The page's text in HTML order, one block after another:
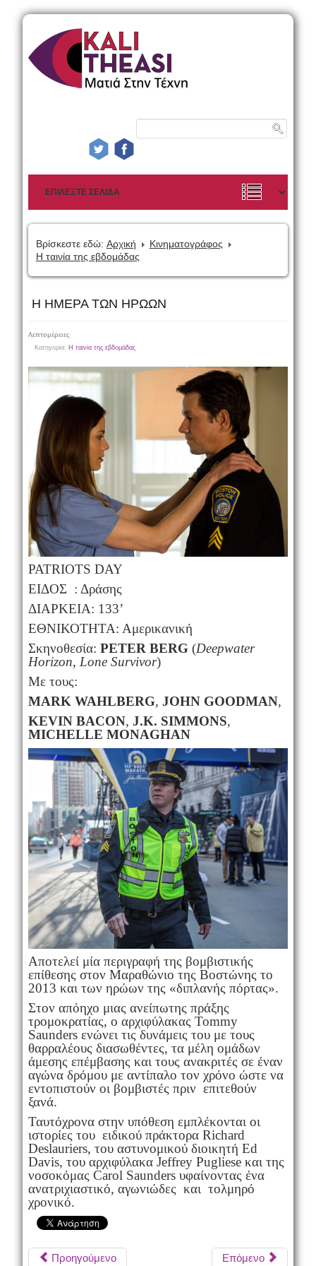
Βρίσκεστε εδώ: Αρχική
Κινηματογράφος
Η ταινία της εβδομάδας
Η ΗΜΕΡΑ ΤΩΝ ΗΡΩΩΝ
Λεπτομέρειες
Κατηγορία: Η ταινία της εβδομάδας
PATRIOTS DAY
ΕΙΔΟΣ : Δράσης
ΔΙΑΡΚΕΙΑ: 133’
ΕΘΝΙΚΟΤΗΤΑ: Αμερικανική
Σκηνοθεσία: PETER BERG (Deepwater
Horizon, Lone Survivor)
Με τους:
MARK WAHLBERG, JOHN GOODMAN,
KEVIN BACON, J.K. SIMMONS,
MICHELLE MONAGHΑΝ
Αποτελεί μία περιγραφή της βομβιστικής
επίθεσης στον Μαραθώνιο της Βοστώνης το
2013 και των ηρώων της «διπλανής πόρτας».
Στον απόηχο μιας ανείπωτης πράξης
τρομοκρατίας, ο αρχιφύλακας Tommy
Saunders ενώνει τις δυνάμεις του με τους
θαρραλέους διασωθέντες, τα μέλη ομάδων
άμεσης επέμβασης και τους ανακριτές σε έναν
αγώνα δρόμου με αντίπαλο τον χρόνο ώστε να
εντοπιστούν οι βομβιστές πριν επιτεθούν
ξανά.
Ταυτόχρονα στην υπόθεση εμπλέκονται οι
ιστορίες του ειδικού πράκτορα Richard
Deslauriers, του αστυνομικού διοικητή Ed
Davis, του αρχιφύλακα Jeffrey Pugliese και της
νοσοκόμας Carol Saunders υφαίνοντας ένα
ανατριχιαστικό, αγωνιώδες και τολμηρό
χρονικό.
Προηγούμενο Επόμενο